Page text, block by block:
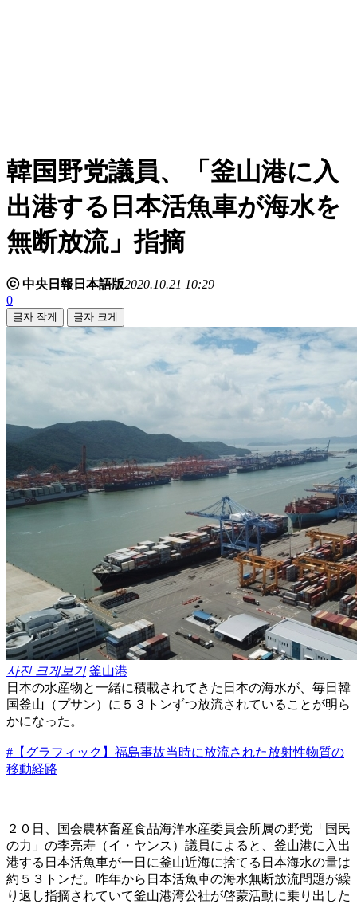
韓国野党議員、「釜山港に入
出港する日本活魚車が海水を
無断放流」指摘
ⓒ 中央日報日本語版2020.10.21 10:29
0
글자 작게 글자 크게
사진 크게보기 釜山港
日本の水産物と一緒に積載されてきた日本の海水が、毎日韓
国釜山（プサン）に５３トンずつ放流されていることが明ら
かになった。
#【グラフィック】福島事故当時に放流された放射性物質の
移動経路
２０日、国会農林畜産食品海洋水産委員会所属の野党「国民
の力」の李亮寿（イ・ヤンス）議員によると、釜山港に入出
港する日本活魚車が一日に釜山近海に捨てる日本海水の量は
約５３トンだ。昨年から日本活魚車の海水無断放流問題が繰
り返し指摘されていて釜山港湾公社が啓蒙活動に乗り出した